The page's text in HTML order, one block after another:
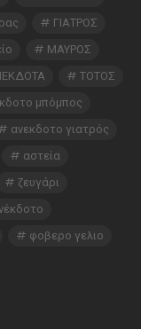
ΓΙΑΤΡΟΣ
ΜΑΥΡΟΣ
ΤΟΤΟΣ
μπόμπος
ανεκδοτο γιατρός
αστεία
ζευγάρι
φοβερο γελιο